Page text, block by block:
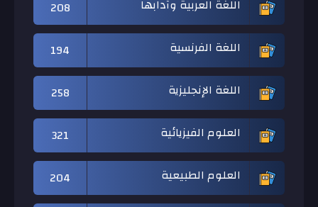
اللغة العربية وآدابها
208
اللغة الفرنسية
194
اللغة الإنجليزية
258
العلوم الفيزيائية
321
العلوم الطبيعية
204